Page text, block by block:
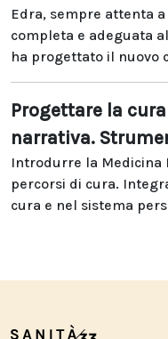
Edra, sempre attenta
completa e adeguata
ha progettato il nuovo
Progettare la
narrativa.
Introdurre la Medicina
percorsi di cura.
cura e nel sistema